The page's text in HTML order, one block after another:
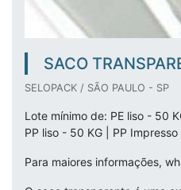
SACO
SELOPACK / SÃO PAULO - SP
Lote mínimo de: PE liso - 50
PP liso - 50 KG | PP
Para maiores informações,